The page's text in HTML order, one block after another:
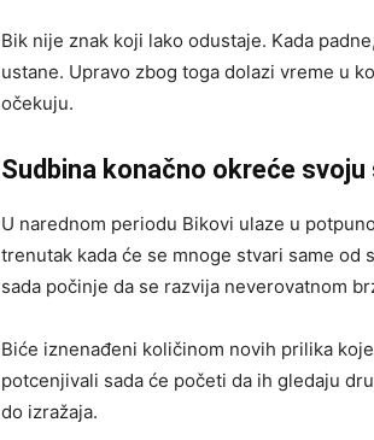
Bik nije znak koji lako odustaje. Kada
ustane. Upravo zbog toga dolazi vreme u
očekuju.
Sudbina konačno okreće
U narednom periodu Bikovi ulaze u
trenutak kada će se mnoge stvari same od
sada počinje da se razvija neverovatnom
Biće iznenađeni količinom novih prilika
potcenjivali sada će početi da ih gledaju
do izražaja.